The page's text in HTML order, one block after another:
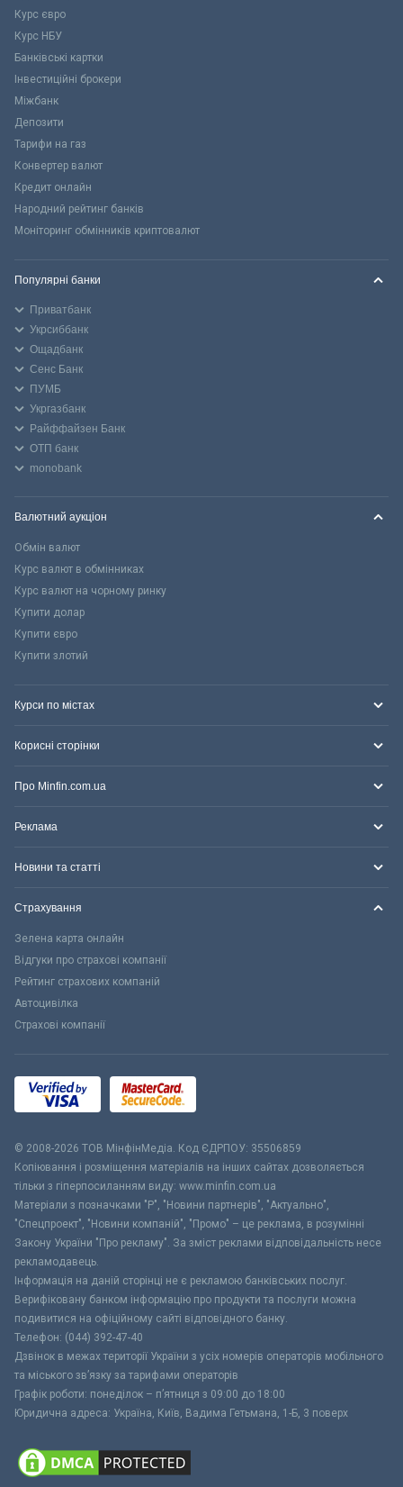
Курс євро
Курс НБУ
Банківські картки
Інвестиційні брокери
Міжбанк
Депозити
Тарифи на газ
Конвертер валют
Кредит онлайн
Народний рейтинг банків
Моніторинг обмінників криптовалют
Популярні банки
Приватбанк
Укрсиббанк
Ощадбанк
Сенс Банк
ПУМБ
Укргазбанк
Райффайзен Банк
ОТП банк
monobank
Валютний аукціон
Обмін валют
Курс валют в обмінниках
Курс валют на чорному ринку
Купити долар
Купити євро
Купити злотий
Курси по містах
Корисні сторінки
Про Minfin.com.ua
Реклама
Новини та статті
Страхування
Зелена карта онлайн
Відгуки про страхові компанії
Рейтинг страхових компаній
Автоцивілка
Страхові компанії
© 2008-2026 ТОВ МiнфiнМедiа. Код ЄДРПОУ: 35506859
Копіювання і розміщення матеріалів на інших сайтах дозволяється
тільки з гіперпосиланням виду: www.minfin.com.ua
Матеріали з позначками "Р", "Новини партнерів", "Актуально",
"Спецпроект", "Новини компаній", "Промо" – це реклама, в розумінні
Закону України "Про рекламу". За зміст реклами відповідальність несе
рекламодавець.
Інформація на даній сторінці не є рекламою банківських послуг.
Верифіковану банком інформацію про продукти та послуги можна
подивитися на офіційному сайті відповідного банку.
Телефон: (044) 392-47-40
Дзвінок в межах території України з усіх номерів операторів мобільного
та міського зв’язку за тарифами операторів
Графік роботи: понеділок – п’ятниця з 09:00 до 18:00
Юридична адреса: Україна, Київ, Вадима Гетьмана, 1-Б, 3 поверх